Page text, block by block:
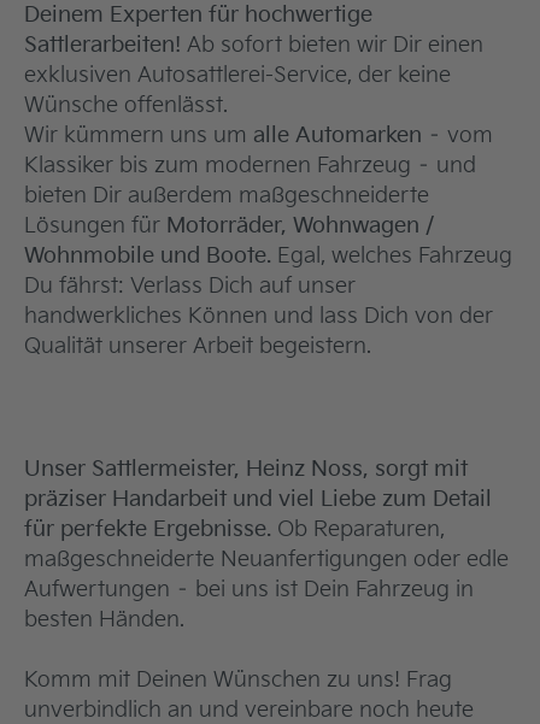
Deinem Experten für hochwertige
Sattlerarbeiten! Ab sofort bieten wir Dir einen
exklusiven Autosattlerei-Service, der keine
Wünsche offenlässt.
Wir kümmern uns um alle Automarken – vom
Klassiker bis zum modernen Fahrzeug – und
bieten Dir außerdem maßgeschneiderte
Lösungen für Motorräder, Wohnwagen /
Wohnmobile und Boote. Egal, welches Fahrzeug
Du fährst: Verlass Dich auf unser
handwerkliches Können und lass Dich von der
Qualität unserer Arbeit begeistern.
Unser Sattlermeister, Heinz Noss, sorgt mit
präziser Handarbeit und viel Liebe zum Detail
für perfekte Ergebnisse. Ob Reparaturen,
maßgeschneiderte Neuanfertigungen oder edle
Aufwertungen – bei uns ist Dein Fahrzeug in
besten Händen.
Komm mit Deinen Wünschen zu uns! Frag
unverbindlich an und vereinbare noch heute